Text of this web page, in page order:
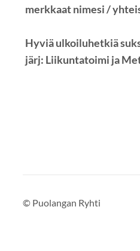
merkkaat nimesi /
Hyviä ulkoiluhetkiä
järj: Liikuntatoimi ja
© Puolangan Ryhti